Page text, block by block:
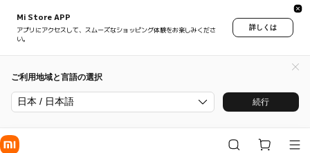
Mi Store APP
アプリにアクセスして、スムーズなショッピング体験をお楽しみくださ
い。
詳しくは
ご利用地域と言語の選択
日本 / 日本語 続行